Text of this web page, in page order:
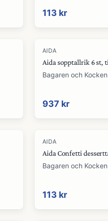
113 kr
AIDA
Aida sopptallrik 6 st,
Bagaren och Kocken
937 kr
AIDA
Aida Confetti
Bagaren och Kocken
113 kr